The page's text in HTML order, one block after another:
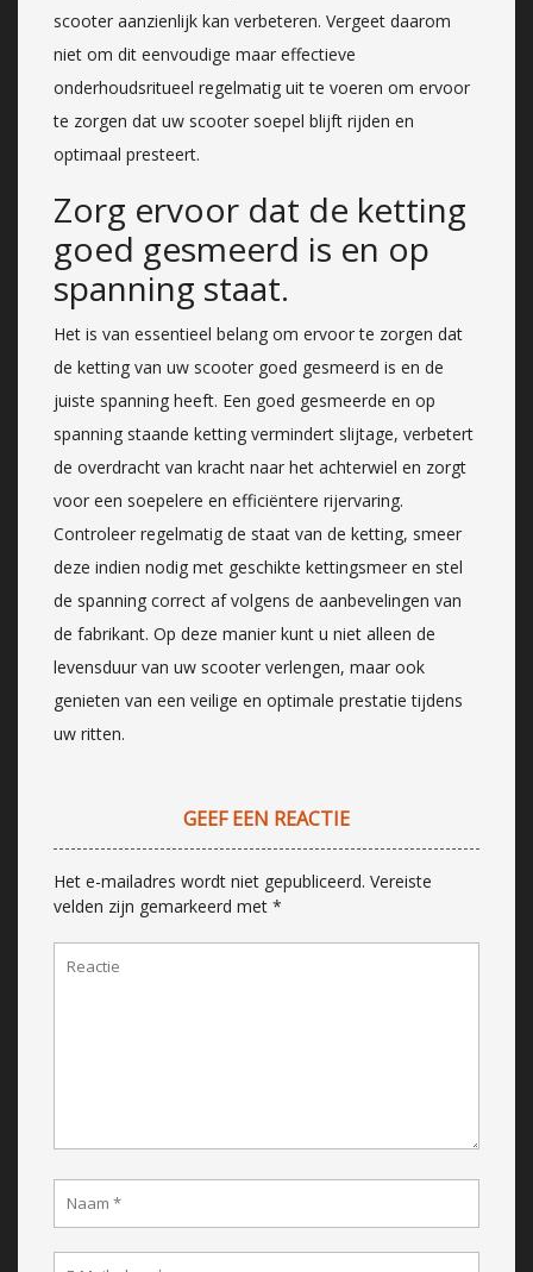
scooter aanzienlijk kan verbeteren. Vergeet daarom
niet om dit eenvoudige maar effectieve
onderhoudsritueel regelmatig uit te voeren om ervoor
te zorgen dat uw scooter soepel blijft rijden en
optimaal presteert.
Zorg ervoor dat de ketting
goed gesmeerd is en op
spanning staat.
Het is van essentieel belang om ervoor te zorgen dat
de ketting van uw scooter goed gesmeerd is en de
juiste spanning heeft. Een goed gesmeerde en op
spanning staande ketting vermindert slijtage, verbetert
de overdracht van kracht naar het achterwiel en zorgt
voor een soepelere en efficiëntere rijervaring.
Controleer regelmatig de staat van de ketting, smeer
deze indien nodig met geschikte kettingsmeer en stel
de spanning correct af volgens de aanbevelingen van
de fabrikant. Op deze manier kunt u niet alleen de
levensduur van uw scooter verlengen, maar ook
genieten van een veilige en optimale prestatie tijdens
uw ritten.
GEEF EEN REACTIE
Het e-mailadres wordt niet gepubliceerd. Vereiste
velden zijn gemarkeerd met *